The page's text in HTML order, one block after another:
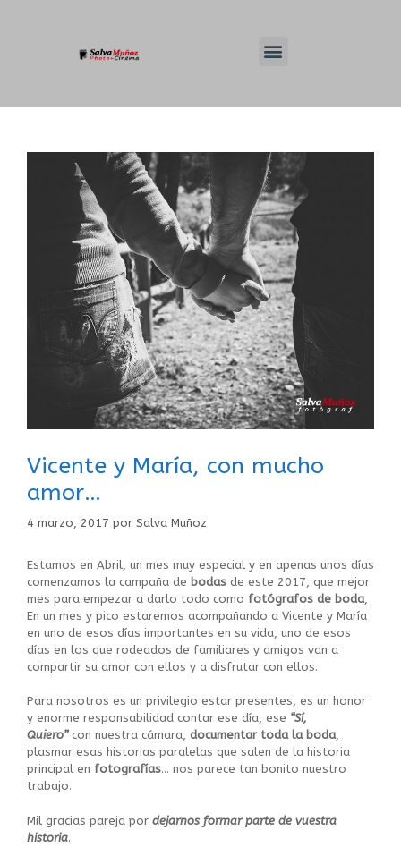
Vicente y María, con mucho
amor…
4 marzo, 2017 por Salva Muñoz
Estamos en Abril, un mes muy especial y en apenas unos días
comenzamos la campaña de bodas de este 2017, que mejor
mes para empezar a darlo todo como fotógrafos de boda,
En un mes y pico estaremos acompañando a Vicente y María
en uno de esos días importantes en su vida, uno de esos
días en los que rodeados de familiares y amigos van a
compartir su amor con ellos y a disfrutar con ellos.
Para nosotros es un privilegio estar presentes, es un honor
y enorme responsabilidad contar ese día, ese “Sí,
Quiero”con nuestra cámara, documentar toda la boda,
plasmar esas historias paralelas que salen de la historia
principal en fotografías… nos parece tan bonito nuestro
trabajo.
Mil gracias pareja por dejarnos formar parte de vuestra
historia.